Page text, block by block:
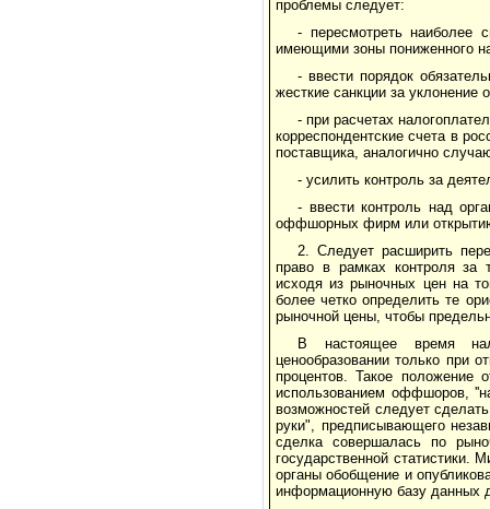
проблемы следует:
- пересмотреть наиболее
имеющими зоны пониженного
- ввести порядок
жесткие санкции за уклонение
- при расчетах
корреспондентские счета в
поставщика, аналогично
- усилить контроль за
- ввести контроль над
оффшорных фирм или
2. Следует расширить
право в рамках контроля за
исходя из рыночных цен на
более четко определить те
рыночной цены, чтобы
В настоящее время
ценообразовании только при
процентов. Такое положение
использованием оффшоров,
возможностей следует
руки", предписывающего
сделка совершалась по
государственной статистики.
органы обобщение и
информационную базу данных